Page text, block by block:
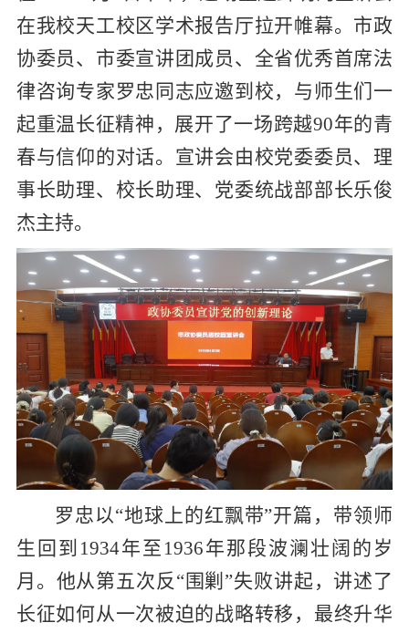
在我校天工校区学术报告厅拉开帷幕。市政
协委员、市委宣讲团成员、全省优秀首席法
律咨询专家罗忠同志应邀到校，与师生们一
起重温长征精神，展开了一场跨越90年的青
春与信仰的对话。宣讲会由校党委委员、理
事长助理、校长助理、党委统战部部长乐俊
杰主持。
罗忠以“地球上的红飘带”开篇，带领师
生回到 1934年至 1936年那段波澜壮阔的岁
月。他从第五次反“围剿”失败讲起，讲述了
长征如何从一次被迫的战略转移，最终升华